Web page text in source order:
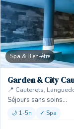
Spa & Bien-être
Garden & City
📍 Cauterets,
Séjours sans soins…
🌙 1-5n ✓ Spa